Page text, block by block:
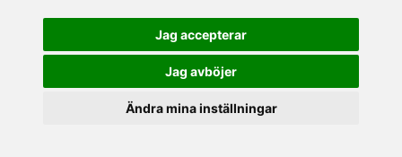
Jag accepterar
Jag avböjer
Ändra mina inställningar